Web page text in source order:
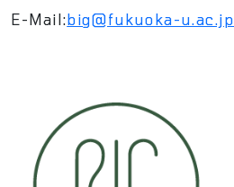
E-Mail:big@fukuoka-u.ac.jp